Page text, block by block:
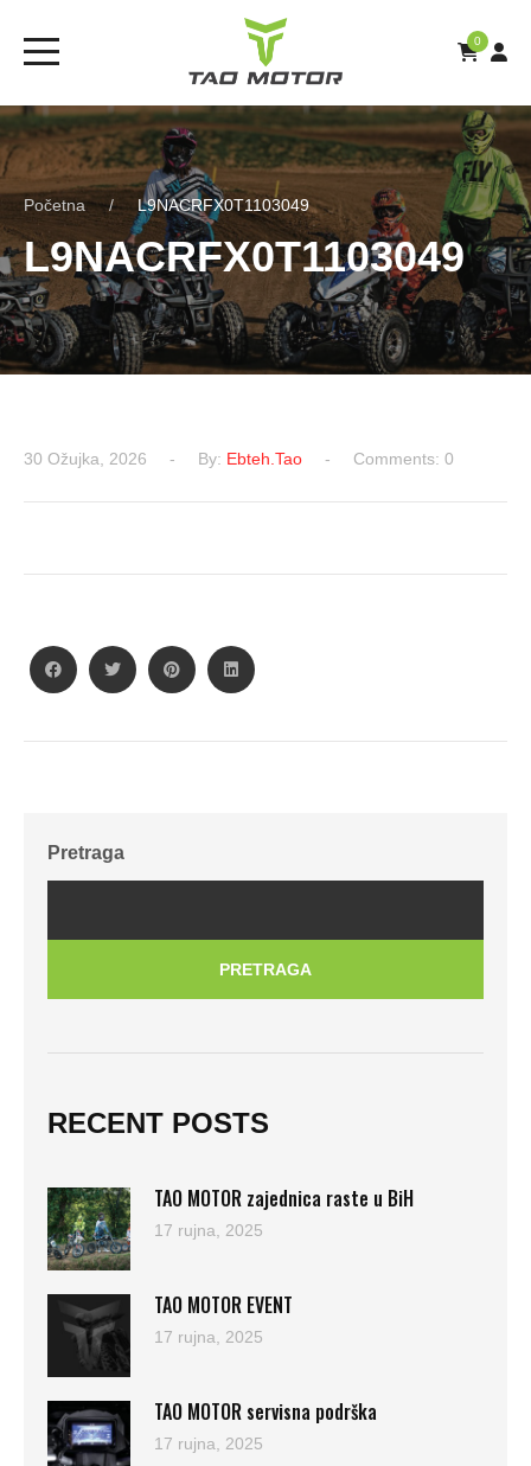
0
Početna L9NACRFX0T1103049
L9NACRFX0T1103049
30 Ožujka, 2026 By: Ebteh.tao Comments: 0
Pretraga
PRETRAGA
RECENT POSTS
TAO MOTOR zajednica raste u BiH
17 rujna, 2025
TAO MOTOR EVENT
17 rujna, 2025
TAO MOTOR servisna podrška
17 rujna, 2025